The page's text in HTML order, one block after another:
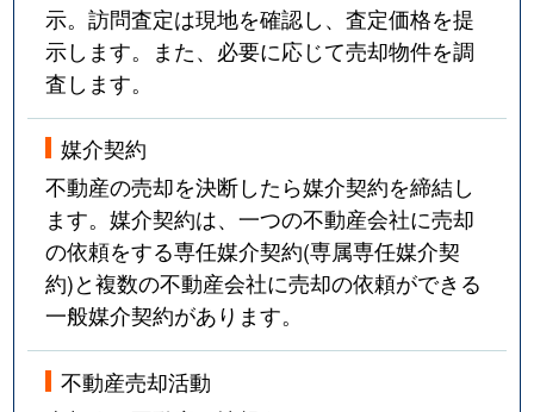
示。訪問査定は現地を確認し、査定価格を提
示します。また、必要に応じて売却物件を調
査します。
媒介契約
不動産の売却を決断したら媒介契約を締結し
ます。媒介契約は、一つの不動産会社に売却
の依頼をする専任媒介契約(専属専任媒介契
約)と複数の不動産会社に売却の依頼ができる
一般媒介契約があります。
不動産売却活動